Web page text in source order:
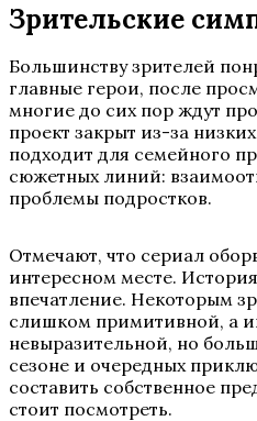
Зрительские
Большинству зрителей
главные герои, после
многие до сих пор ждут
проект закрыт из-за
подходит для семейного
сюжетных линий:
проблемы подростков.
Отмечают, что сериал
интересном месте.
впечатление. Некоторым
слишком примитивной, а
невыразительной, но
сезоне и очередных
составить собственное
стоит посмотреть.